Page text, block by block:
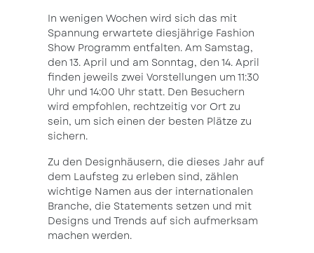
In wenigen Wochen wird sich das mit
Spannung erwartete diesjährige Fashion
Show Programm entfalten. Am Samstag,
den 13. April und am Sonntag, den 14. April
finden jeweils zwei Vorstellungen um 11:30
Uhr und 14:00 Uhr statt. Den Besuchern
wird empfohlen, rechtzeitig vor Ort zu
sein, um sich einen der besten Plätze zu
sichern.
Zu den Designhäusern, die dieses Jahr auf
dem Laufsteg zu erleben sind, zählen
wichtige Namen aus der internationalen
Branche, die Statements setzen und mit
Designs und Trends auf sich aufmerksam
machen werden.